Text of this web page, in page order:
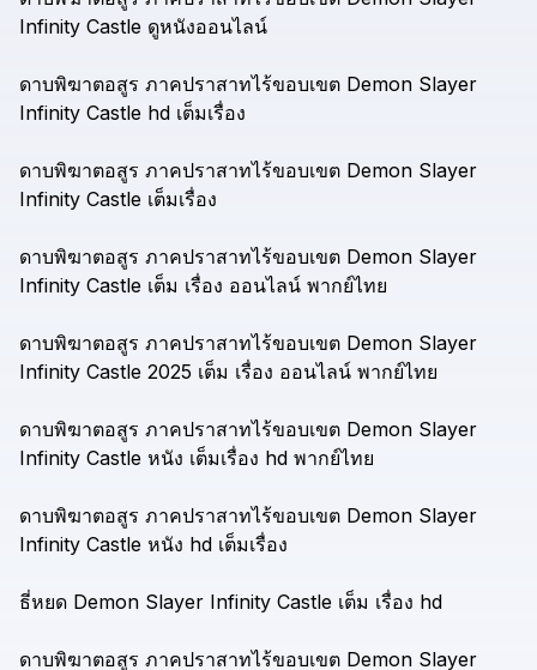
Infinity Castle ดูหนังออนไลน์
ดาบพิฆาตอสูร ภาคปราสาทไร้ขอบเขต Demon Slayer
Infinity Castle hd เต็มเรื่อง
ดาบพิฆาตอสูร ภาคปราสาทไร้ขอบเขต Demon Slayer
Infinity Castle เต็มเรื่อง
ดาบพิฆาตอสูร ภาคปราสาทไร้ขอบเขต Demon Slayer
Infinity Castle เต็ม เรื่อง ออนไลน์ พากย์ไทย
ดาบพิฆาตอสูร ภาคปราสาทไร้ขอบเขต Demon Slayer
Infinity Castle 2025 เต็ม เรื่อง ออนไลน์ พากย์ไทย
ดาบพิฆาตอสูร ภาคปราสาทไร้ขอบเขต Demon Slayer
Infinity Castle หนัง เต็มเรื่อง hd พากย์ไทย
ดาบพิฆาตอสูร ภาคปราสาทไร้ขอบเขต Demon Slayer
Infinity Castle หนัง hd เต็มเรื่อง
ธี่หยด Demon Slayer Infinity Castle เต็ม เรื่อง hd
ดาบพิฆาตอสูร ภาคปราสาทไร้ขอบเขต Demon Slayer